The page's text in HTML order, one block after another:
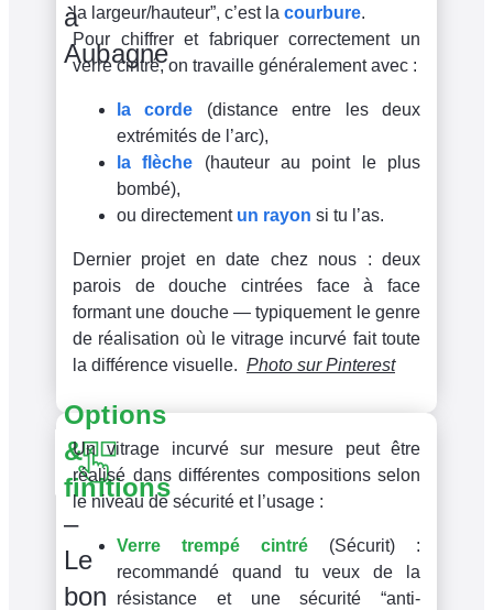
à
Aubagne
la largeur/hauteur”, c’est la courbure.
Pour chiffrer et fabriquer correctement un
verre cintré, on travaille généralement avec :
la corde (distance entre les deux
extrémités de l’arc),
la flèche (hauteur au point le plus
bombé),
ou directement un rayon si tu l’as.
Dernier projet en date chez nous : deux
parois de douche cintrées face à face
formant une douche — typiquement le genre
de réalisation où le vitrage incurvé fait toute
la différence visuelle. Photo sur Pinterest
Options
&
finitions
–
Le
bon
Un vitrage incurvé sur mesure peut être
réalisé dans différentes compositions selon
le niveau de sécurité et l’usage :
Verre trempé cintré (Sécurit) :
recommandé quand tu veux de la
résistance et une sécurité “anti-